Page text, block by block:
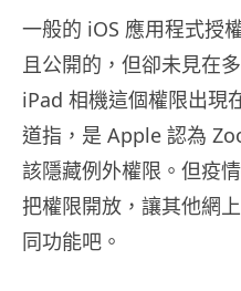
一般的 iOS 應用程式授
且公開的，但卻未見在
iPad 相機這個權限出現
道指，是 Apple 認為
該隱藏例外權限。但疫
把權限開放，讓其他網
同功能吧。